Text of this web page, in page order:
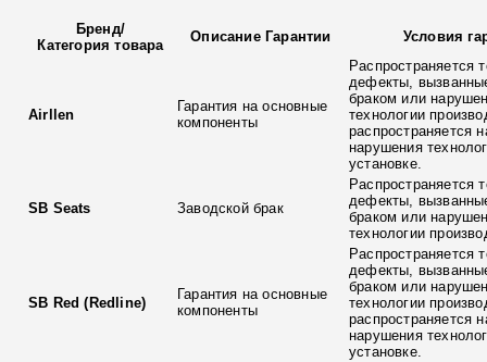
Бренд/
Категория товара
Описание Гарантии Условия
Airllen
Гарантия на основные
компоненты
Распространяется
дефекты,
браком или
технологии
распространяется
нарушения
установке.
SB Seats Заводской брак
Распространяется
дефекты,
браком или
технологии
SB Red (Redline)
Гарантия на основные
компоненты
Распространяется
дефекты,
браком или
технологии
распространяется
нарушения
установке.